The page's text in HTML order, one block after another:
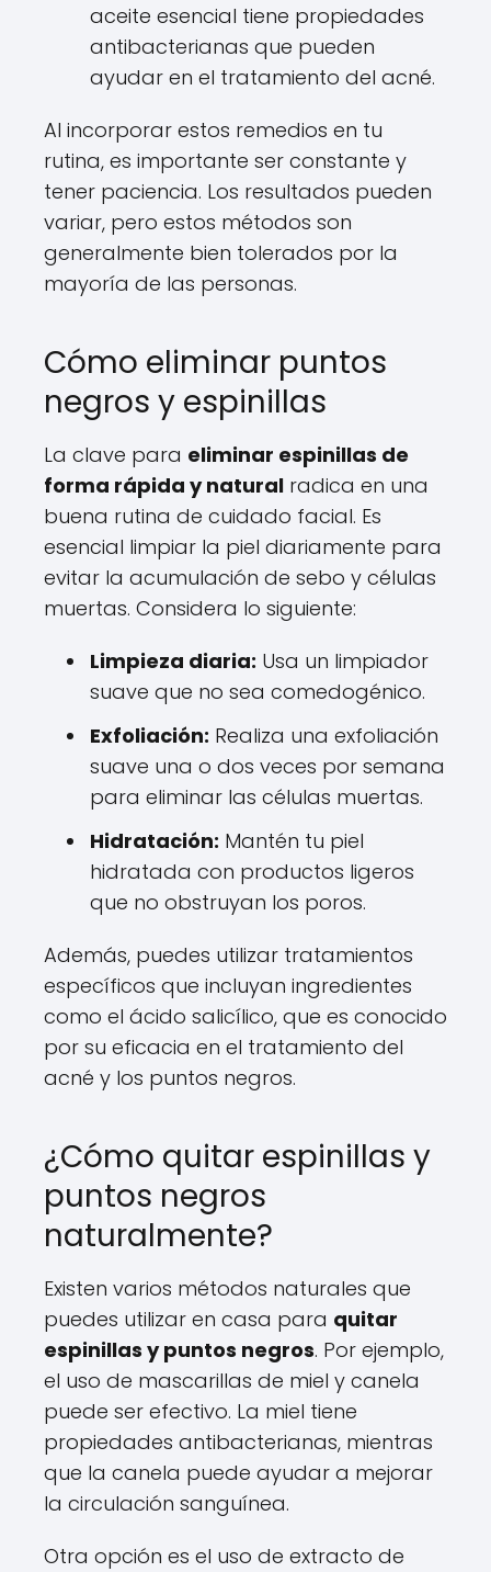
aceite esencial tiene propiedades
antibacterianas que pueden
ayudar en el tratamiento del acné.
Al incorporar estos remedios en tu
rutina, es importante ser constante y
tener paciencia. Los resultados pueden
variar, pero estos métodos son
generalmente bien tolerados por la
mayoría de las personas.
Cómo eliminar puntos
negros y espinillas
La clave para eliminar espinillas de
forma rápida y natural radica en una
buena rutina de cuidado facial. Es
esencial limpiar la piel diariamente para
evitar la acumulación de sebo y células
muertas. Considera lo siguiente:
Limpieza diaria: Usa un limpiador
suave que no sea comedogénico.
Exfoliación: Realiza una exfoliación
suave una o dos veces por semana
para eliminar las células muertas.
Hidratación: Mantén tu piel
hidratada con productos ligeros
que no obstruyan los poros.
Además, puedes utilizar tratamientos
específicos que incluyan ingredientes
como el ácido salicílico, que es conocido
por su eficacia en el tratamiento del
acné y los puntos negros.
¿Cómo quitar espinillas y
puntos negros
naturalmente?
Existen varios métodos naturales que
puedes utilizar en casa para quitar
espinillas y puntos negros. Por ejemplo,
el uso de mascarillas de miel y canela
puede ser efectivo. La miel tiene
propiedades antibacterianas, mientras
que la canela puede ayudar a mejorar
la circulación sanguínea.
Otra opción es el uso de extracto de